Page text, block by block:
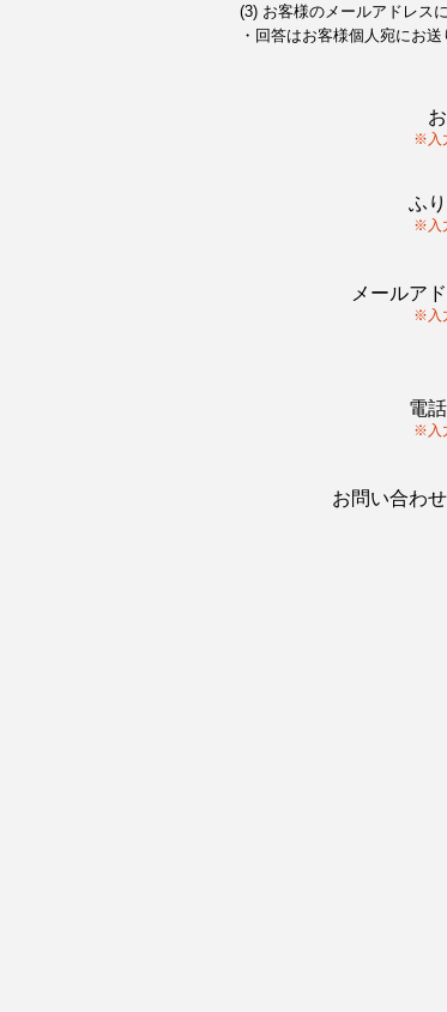
(3) お客様のメールアドレス
・回答はお客様個人宛にお
※入
ふ
※入
メールア
※入
電
※入
お問い合わ